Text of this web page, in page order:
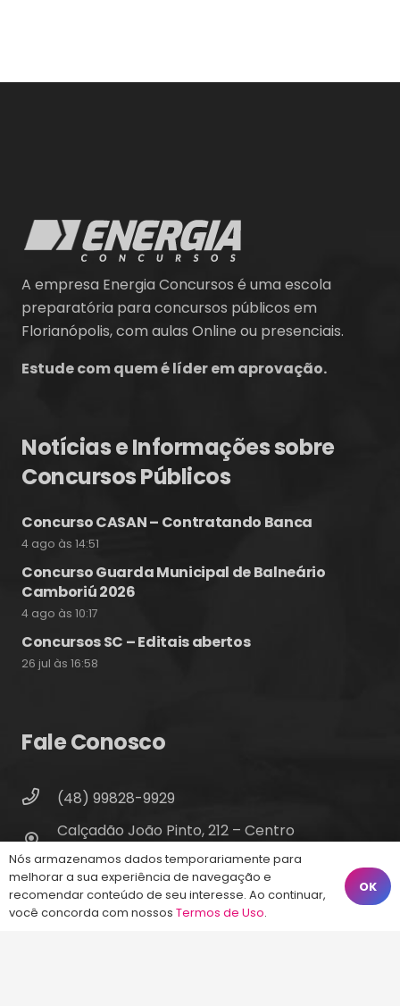
A empresa Energia Concursos é uma escola
preparatória para concursos públicos em
Florianópolis, com aulas Online ou presenciais.
Estude com quem é líder em aprovação.
Notícias e Informações sobre
Concursos Públicos
Concurso CASAN – Contratando Banca
4 ago às 14:51
Concurso Guarda Municipal de Balneário
Camboriú 2026
4 ago às 10:17
Concursos SC – Editais abertos
26 jul às 16:58
Fale Conosco
(48) 99828-9929
Calçadão João Pinto, 212 – Centro
Florianópolis – SC, 88010-420
atendimento@energiaconcursos.com.br
Nós armazenamos dados temporariamente para
melhorar a sua experiência de navegação e
recomendar conteúdo de seu interesse. Ao continuar,
você concorda com nossos Termos de Uso.
OK